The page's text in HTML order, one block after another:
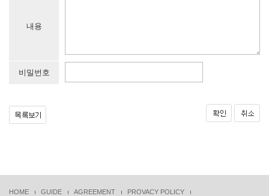
내용
비밀번호
HOME GUIDE AGREEMENT PROVACY POLICY